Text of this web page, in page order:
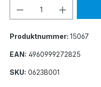
Produkt Anzahl:
Produktnummer: 15067
EAN: 4960999272825
SKU: 0623B001